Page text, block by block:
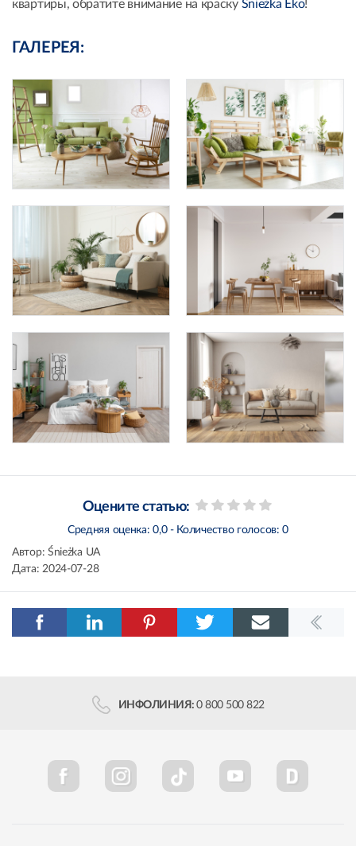
квартиры, обратите внимание на краску Śnieżka Eko!
ГАЛЕРЕЯ:
Оцените статью:
Средняя оценка:0,0- Количество голосов:0
Автор: Śnieżka UA
Дата:2024-07-28
ИНФОЛИНИЯ: 0 800 500 822